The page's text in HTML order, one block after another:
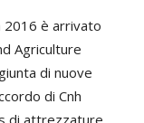
2016 è arrivato
Agriculture
di nuove
di Cnh